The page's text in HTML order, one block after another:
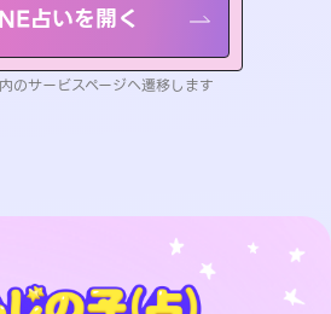
占いを開く
のサービスページへ遷移します